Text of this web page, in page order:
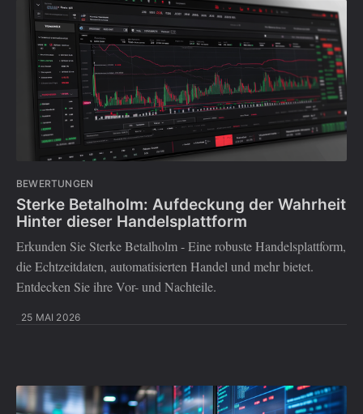
BEWERTUNGEN
Sterke Betalholm: Aufdeckung der Wahrheit
Hinter dieser Handelsplattform
Erkunden Sie Sterke Betalholm - Eine robuste Handelsplattform,
die Echtzeitdaten, automatisierten Handel und mehr bietet.
Entdecken Sie ihre Vor- und Nachteile.
25 MAI 2026